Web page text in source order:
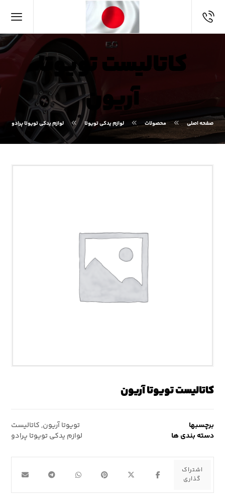
کاتالیست تویوتا
آریون
صفحه اصلی محصولات لوازم یدکی تویوتا لوازم یدکی تویوتا پرادو
کاتالیست تویوتا آریون
برچسبها تویوتا آریون, کاتالیست
دسته بندی ها
لوازم یدکی تویوتا پرادو